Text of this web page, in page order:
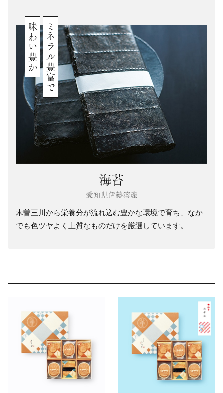
ミネラル豊富で
味わい豊か
海苔
愛知県伊勢湾産
木曽三川から栄養分が流れ込む豊かな環境で育ち、なか
でも色ツヤよく上質なものだけを厳選しています。